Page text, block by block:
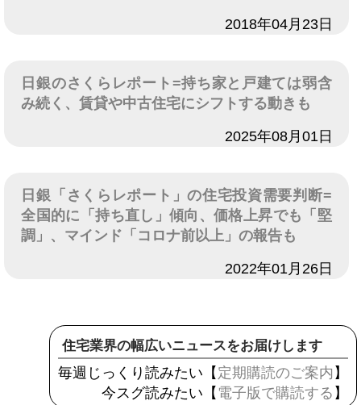
2018年04月23日
日銀のさくらレポート=持ち家と戸建ては弱含
み続く、賃貸や中古住宅にシフトする動きも
2025年08月01日
日銀「さくらレポート」の住宅投資需要判断=
全国的に「持ち直し」傾向、価格上昇でも「堅
調」、マインド「コロナ前以上」の報告も
2022年01月26日
住宅業界の幅広いニュースをお届けします
毎週じっくり読みたい【 定期購読のご案内 】
今スグ読みたい【 電子版で購読する 】